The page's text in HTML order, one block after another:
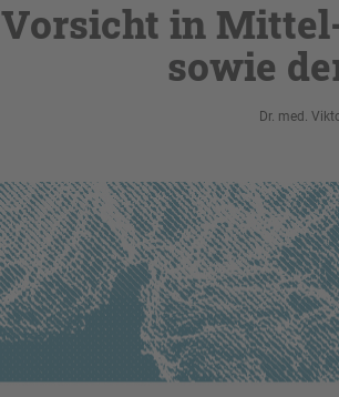
Vorsicht in
sowie
Dr. med.